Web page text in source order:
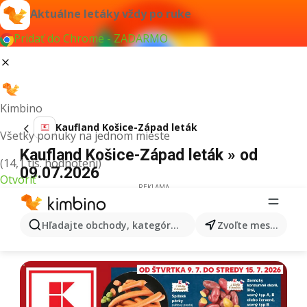
Aktuálne letáky vždy po ruke
Pridať do Chrome - ZADARMO
Kimbino
Všetky ponuky na jednom mieste
(14,1 tis. hodnotení)
Otvoriť
Hľadajte obchody, kategórie, produkty... Zvoľte mesto
Kaufland Košice-Západ leták
Kaufland Košice-Západ leták » od
09.07.2026
REKLAMA